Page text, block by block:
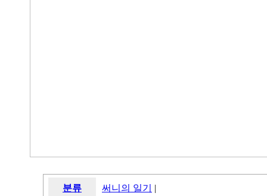
분류 써니의 일기 |